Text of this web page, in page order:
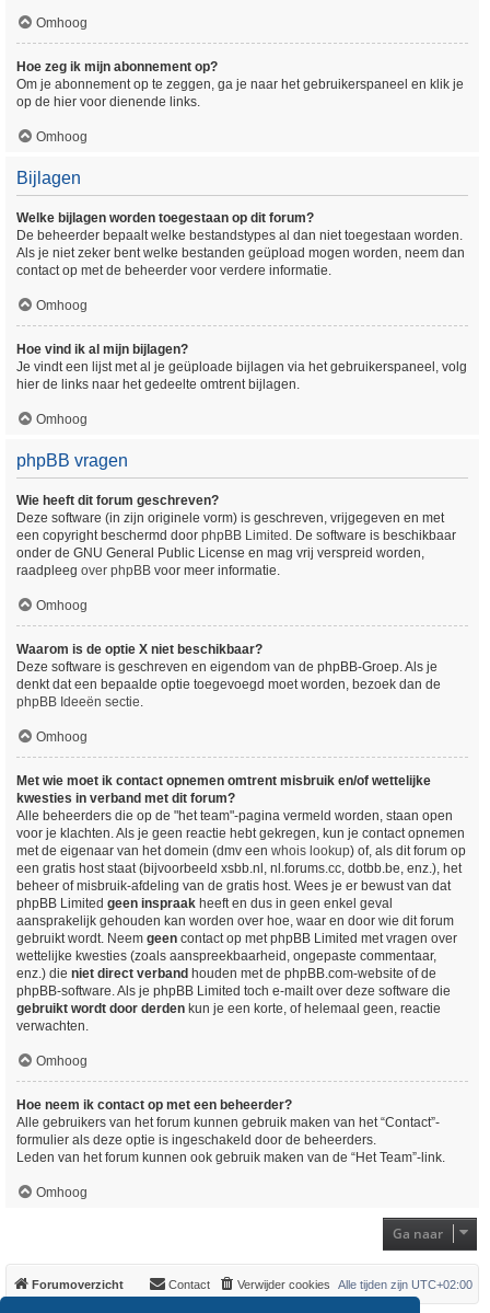
Omhoog
Hoe zeg ik mijn abonnement op?
Om je abonnement op te zeggen, ga je naar het gebruikerspaneel en klik je
op de hier voor dienende links.
Omhoog
Bijlagen
Welke bijlagen worden toegestaan op dit forum?
De beheerder bepaalt welke bestandstypes al dan niet toegestaan worden.
Als je niet zeker bent welke bestanden geüpload mogen worden, neem dan
contact op met de beheerder voor verdere informatie.
Omhoog
Hoe vind ik al mijn bijlagen?
Je vindt een lijst met al je geüploade bijlagen via het gebruikerspaneel, volg
hier de links naar het gedeelte omtrent bijlagen.
Omhoog
phpBB vragen
Wie heeft dit forum geschreven?
Deze software (in zijn originele vorm) is geschreven, vrijgegeven en met
een copyright beschermd door phpBB Limited . De software is beschikbaar
onder de GNU General Public License en mag vrij verspreid worden,
raadpleeg over phpBB voor meer informatie.
Omhoog
Waarom is de optie X niet beschikbaar?
Deze software is geschreven en eigendom van de phpBB-Groep. Als je
denkt dat een bepaalde optie toegevoegd moet worden, bezoek dan de
phpBB Ideeën sectie.
Omhoog
Met wie moet ik contact opnemen omtrent misbruik en/of wettelijke
kwesties in verband met dit forum?
Alle beheerders die op de "het team"-pagina vermeld worden, staan open
voor je klachten. Als je geen reactie hebt gekregen, kun je contact opnemen
met de eigenaar van het domein (dmv een whois lookup) of, als dit forum op
een gratis host staat (bijvoorbeeld xsbb.nl, nl.forums.cc, dotbb.be, enz.), het
beheer of misbruik-afdeling van de gratis host. Wees je er bewust van dat
phpBB Limited geen inspraak heeft en dus in geen enkel geval
aansprakelijk gehouden kan worden over hoe, waar en door wie dit forum
gebruikt wordt. Neem geen contact op met phpBB Limited met vragen over
wettelijke kwesties (zoals aanspreekbaarheid, ongepaste commentaar,
enz.) die niet direct verband houden met de phpBB.com-website of de
phpBB-software. Als je phpBB Limited toch e-mailt over deze software die
gebruikt wordt door derden kun je een korte, of helemaal geen, reactie
verwachten.
Omhoog
Hoe neem ik contact op met een beheerder?
Alle gebruikers van het forum kunnen gebruik maken van het “Contact”-
formulier als deze optie is ingeschakeld door de beheerders.
Leden van het forum kunnen ook gebruik maken van de “Het Team”-link.
Omhoog
Ga naar
Forumoverzicht Alle tijden zijn UTC+02:00
Verwijder cookies
Contact